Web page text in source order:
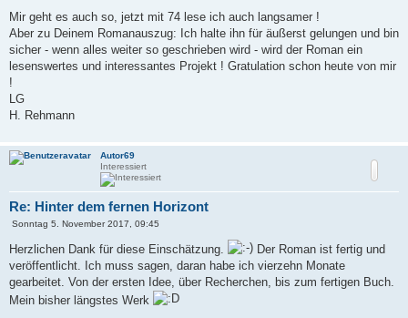
r
a
Mir geht es auch so, jetzt mit 74 lese ich auch langsamer !
Aber zu Deinem Romanauszug: Ich halte ihn für äußerst gelungen und bin
sicher - wenn alles weiter so geschrieben wird - wird der Roman ein
lesenswertes und interessantes Projekt ! Gratulation schon heute von mir
!
LG
H. Rehmann
Autor69
Interessiert
Re: Hinter dem fernen Horizont
B
t
r
a
g
Sonntag 5. November 2017, 09:45
Herzlichen Dank für diese Einschätzung.
Der Roman ist fertig und
veröffentlicht. Ich muss sagen, daran habe ich vierzehn Monate
gearbeitet. Von der ersten Idee, über Recherchen, bis zum fertigen Buch.
Mein bisher längstes Werk